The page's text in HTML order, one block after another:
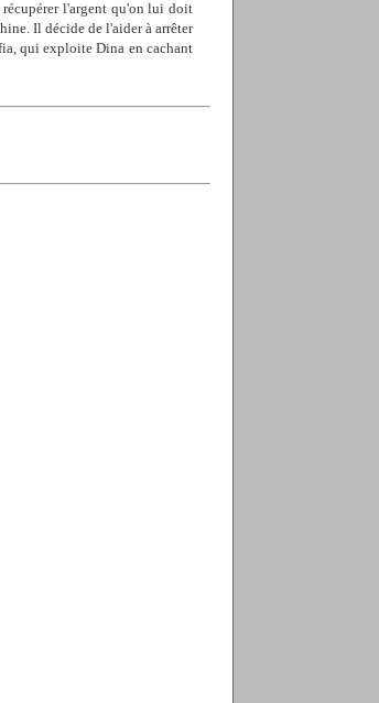
l'argent qu'on lui doit
Il décide de l'aider à arrêter
qui exploite Dina en cachant